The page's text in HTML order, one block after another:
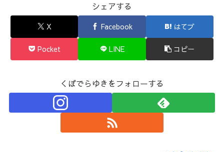
シェアする
X Facebook はてブ
Pocket LINE コピー
くぼでらゆきをフォローする